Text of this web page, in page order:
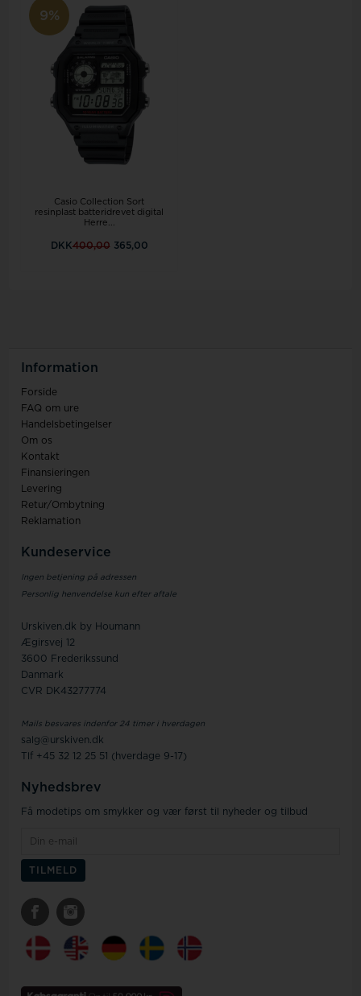
9%
Casio Collection Sort
resinplast batteridrevet digital
Herre...
DKK400,00 365,00
Information
Forside
FAQ om ure
Handelsbetingelser
Om os
Kontakt
Finansieringen
Levering
Retur/Ombytning
Reklamation
Kundeservice
Ingen betjening på adressen
Personlig henvendelse kun efter aftale
Urskiven.dk by Houmann
Ægirsvej 12
3600 Frederikssund
Danmark
CVR DK43277774
Mails besvares indenfor 24 timer i hverdagen
salg@urskiven.dk
Tlf +45 32 12 25 51 (hverdage 9-17)
Nyhedsbrev
Få modetips om smykker og vær først til nyheder og tilbud